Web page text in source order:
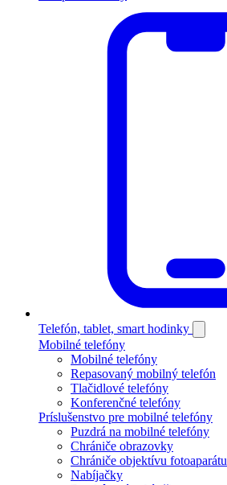
Telefón, tablet, smart hodinky
Mobilné telefóny
Mobilné telefóny
Repasovaný mobilný telefón
Tlačidlové telefóny
Konferenčné telefóny
Príslušenstvo pre mobilné telefóny
Puzdrá na mobilné telefóny
Chrániče obrazovky
Chrániče objektívu fotoaparátu
Nabíjačky